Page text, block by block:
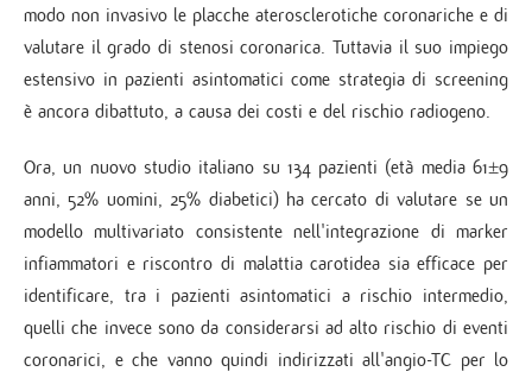
modo non invasivo le placche aterosclerotiche coronariche e di
valutare il grado di stenosi coronarica. Tuttavia il suo impiego
estensivo in pazienti asintomatici come strategia di screening
è ancora dibattuto, a causa dei costi e del rischio radiogeno.
Ora, un nuovo studio italiano su 134 pazienti (età media 61±9
anni, 52% uomini, 25% diabetici) ha cercato di valutare se un
modello multivariato consistente nell'integrazione di marker
infiammatori e riscontro di malattia carotidea sia efficace per
identificare, tra i pazienti asintomatici a rischio intermedio,
quelli che invece sono da considerarsi ad alto rischio di eventi
coronarici, e che vanno quindi indirizzati all'angio-TC per lo